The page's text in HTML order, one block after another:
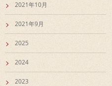
2021年10月
2021年9月
2025
2024
2023